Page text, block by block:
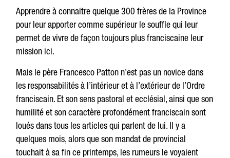
Apprendre à connaitre quelque 300 frères de la Province
pour leur apporter comme supérieur le souffle qui leur
permet de vivre de façon toujours plus franciscaine leur
mission ici.
Mais le père Francesco Patton n’est pas un novice dans
les responsabilités à l’intérieur et à l’extérieur de l’Ordre
franciscain. Et son sens pastoral et ecclésial, ainsi que son
humilité et son caractère profondément franciscain sont
loués dans tous les articles qui parlent de lui. Il y a
quelques mois, alors que son mandat de provincial
touchait à sa fin ce printemps, les rumeurs le voyaient